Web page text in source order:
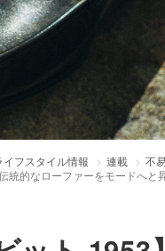
フスタイル情報 連載
不
統的なローファーをモードへと